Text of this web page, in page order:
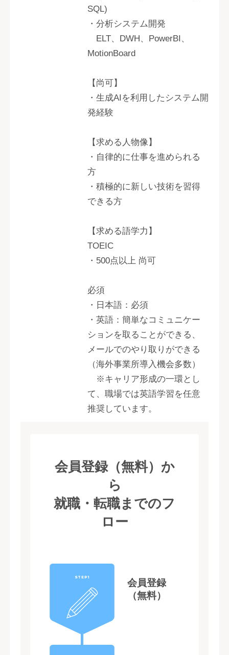
SQL)
・分析システム開発
ELT、DWH、PowerBI、
MotionBoard
【尚可】
・生成AIを利用したシステム開
発経験
【求める人物像】
・自律的に仕事を進められる
方
・積極的に新しい技術を習得
できる方
【求める語学力】
TOEIC
・500点以上 尚可
必須
・日本語：必須
・英語：簡単なコミュニケー
ションを取ることができる、
メールでのやり取りができる
（海外事業所導入機会多数）
※キャリア形成の一環とし
て、職場では英語学習を任意
推奨しています。
会員登録（無料）か
ら
就職・転職までのフ
ロー
STEP1
会員登録
（無料）